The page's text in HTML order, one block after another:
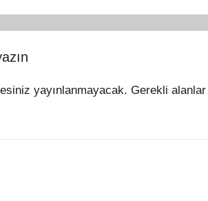
yayınlanmayacak. Gerekli alanlar